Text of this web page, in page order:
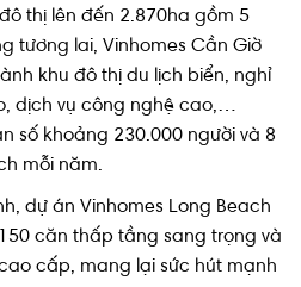
tương lai, Vinhomes Cần Giờ
khu đô thị du lịch biển, nghỉ
dịch vụ công nghệ cao,…
số khoảng 230.000 người và 8
mỗi năm.
dự án Vinhomes Long Beach
căn thấp tầng sang trọng và
cấp, mang lại sức hút mạnh
sản vùng ven TP HCM.